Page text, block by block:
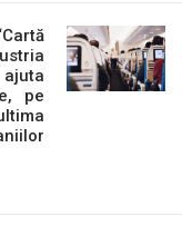
pe